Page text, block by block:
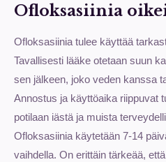
Ofloksasiinia
Ofloksasiinia tulee käyttää
Tavallisesti lääke otetaan suun
sen jälkeen, joko veden kanssa
Annostus ja käyttöaika riippuvat
potilaan iästä ja muista
Ofloksasiinia käytetään 7-14
vaihdella. On erittäin tärkeää,